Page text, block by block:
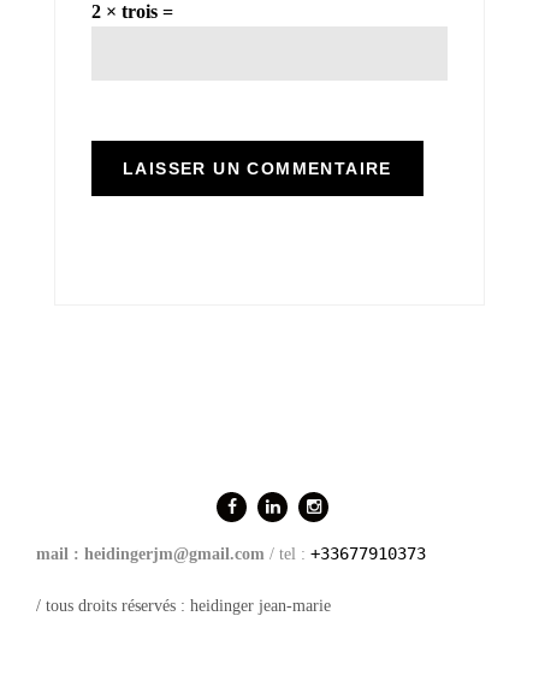
2 × trois =
mail : heidingerjm@gmail.com / tel : +33677910373
/ tous droits réservés : heidinger jean-marie